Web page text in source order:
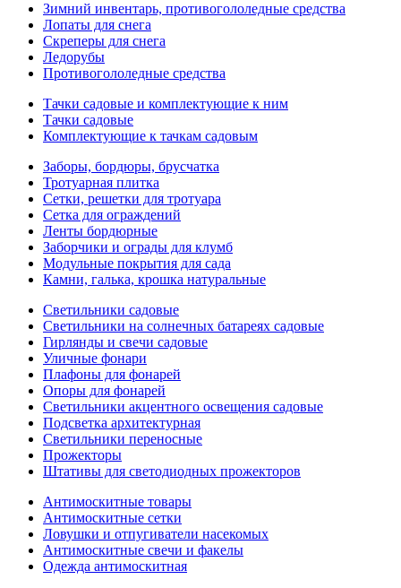
Зимний инвентарь, противогололедные средства
Лопаты для снега
Скреперы для снега
Ледорубы
Противогололедные средства
Тачки садовые и комплектующие к ним
Тачки садовые
Комплектующие к тачкам садовым
Заборы, бордюры, брусчатка
Тротуарная плитка
Сетки, решетки для тротуара
Сетка для ограждений
Ленты бордюрные
Заборчики и ограды для клумб
Модульные покрытия для сада
Камни, галька, крошка натуральные
Светильники садовые
Светильники на солнечных батареях садовые
Гирлянды и свечи садовые
Уличные фонари
Плафоны для фонарей
Опоры для фонарей
Светильники акцентного освещения садовые
Подсветка архитектурная
Светильники переносные
Прожекторы
Штативы для светодиодных прожекторов
Антимоскитные товары
Антимоскитные сетки
Ловушки и отпугиватели насекомых
Антимоскитные свечи и факелы
Одежда антимоскитная